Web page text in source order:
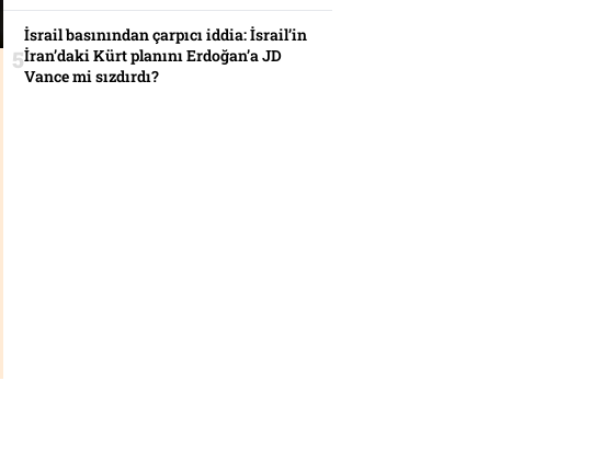
İsrail basınından çarpıcı iddia: İsrail’in
İran’daki Kürt planını Erdoğan’a JD
Vance mi sızdırdı?